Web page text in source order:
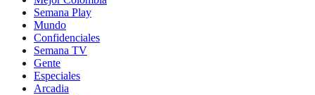
Semana Play
Mundo
Confidenciales
Semana TV
Gente
Especiales
Arcadia